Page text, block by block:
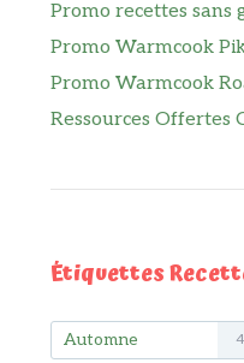
Promo recettes sans
Promo Warmcook
Promo Warmcook
Ressources Offertes
Étiquettes
Automne 4